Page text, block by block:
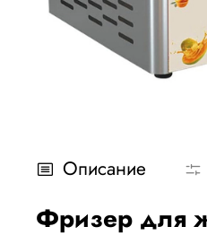
Описание
Фризер для